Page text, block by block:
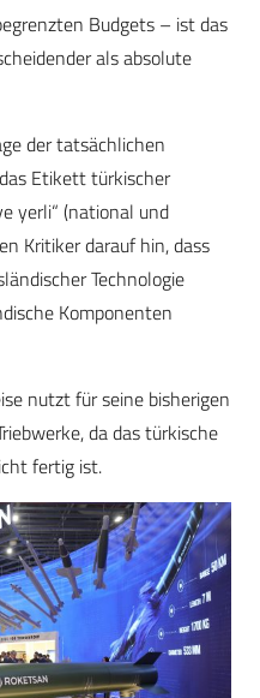
Budgets – ist das
als absolute
der tatsächlichen
Etikett türkischer
yerli“ (national und
Kritiker darauf hin, dass
Technologie
Komponenten
nutzt für seine bisherigen
da das türkische
fertig ist.